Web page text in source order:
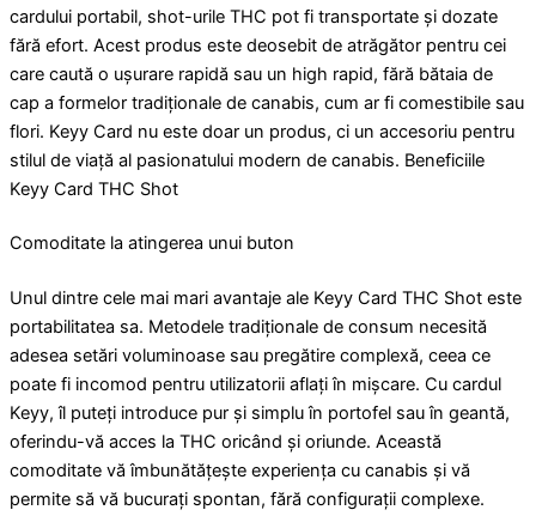
cardului portabil, shot-urile THC pot fi transportate și dozate
fără efort. Acest produs este deosebit de atrăgător pentru cei
care caută o ușurare rapidă sau un high rapid, fără bătaia de
cap a formelor tradiționale de canabis, cum ar fi comestibile sau
flori. Keyy Card nu este doar un produs, ci un accesoriu pentru
stilul de viață al pasionatului modern de canabis. Beneficiile
Keyy Card THC Shot
Comoditate la atingerea unui buton
Unul dintre cele mai mari avantaje ale Keyy Card THC Shot este
portabilitatea sa. Metodele tradiționale de consum necesită
adesea setări voluminoase sau pregătire complexă, ceea ce
poate fi incomod pentru utilizatorii aflați în mișcare. Cu cardul
Keyy, îl puteți introduce pur și simplu în portofel sau în geantă,
oferindu-vă acces la THC oricând și oriunde. Această
comoditate vă îmbunătățește experiența cu canabis și vă
permite să vă bucurați spontan, fără configurații complexe.